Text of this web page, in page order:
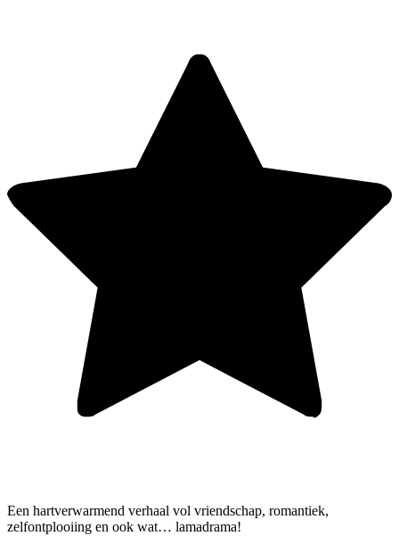
Een hartverwarmend verhaal vol vriendschap, romantiek,
zelfontplooiing en ook wat… lamadrama!